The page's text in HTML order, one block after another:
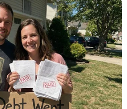
có tên trong
Cup 2019?
đã có những chia sẻ sau khi
danh sách 27 cầu thủ tuyển
chung kết Asian Cup 2019 vừa